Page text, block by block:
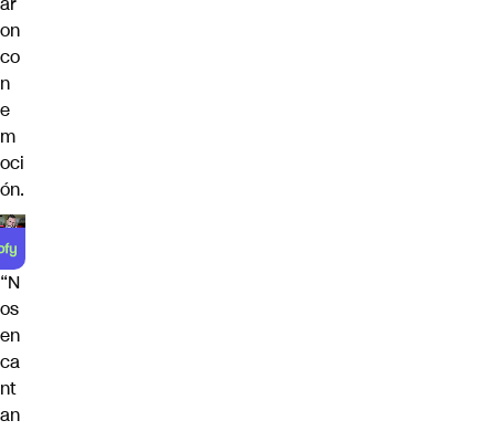
on
co
n
e
m
oci
ón.
“N
os
en
ca
nt
an